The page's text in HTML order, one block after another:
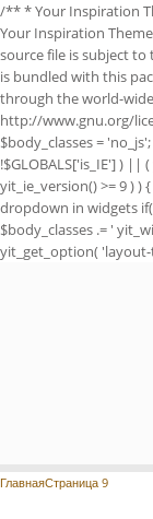
/** * Your Inspiration
Your Inspiration
source file is subject to
is bundled with this
through the world-
http://www.gnu.org/
$body_classes =
!$GLOBALS['is_IE'] ) ||
yit_ie_version() >= 9 ) )
dropdown in widgets
$body_classes .= '
yit_get_option( 'layout-
ГлавнаяСтраница 9